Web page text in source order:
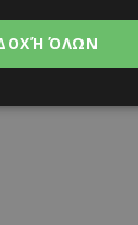
ΌΛΩΝ